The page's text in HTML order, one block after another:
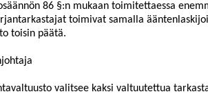
86 §:n mukaan toimitettaessa
toimivat samalla
toisin päätä.
valitsee kaksi valtuutettua